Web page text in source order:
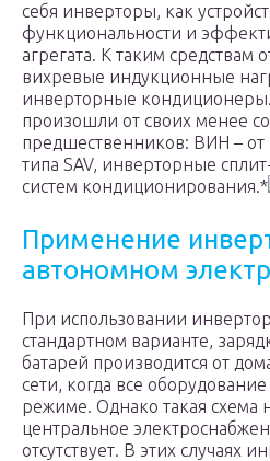
себя инверторы, как
функциональности и
агрегата. К таким средствам
вихревые индукционные
инверторные
произошли от своих менее
предшественников: ВИН –
типа SAV, инверторные
систем кондиционирования.*
Применение
автономном
При использовании
стандартном варианте,
батарей производится от
сети, когда все
режиме. Однако такая схема
центральное
отсутствует. В этих случаях